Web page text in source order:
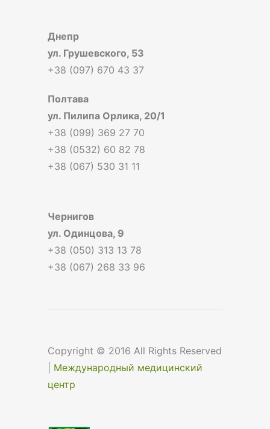
Днепр
ул. Грушевского, 53
+38 (097) 670 43 37
Полтава
ул. Пилипа Орлика, 20/1
+38 (099) 369 27 70
+38 (0532) 60 82 78
+38 (067) 530 31 11
Чернигов
ул. Одинцова, 9
+38 (050) 313 13 78
+38 (067) 268 33 96
Copyright © 2016 All Rights Reserved
Международный медицинский
центр